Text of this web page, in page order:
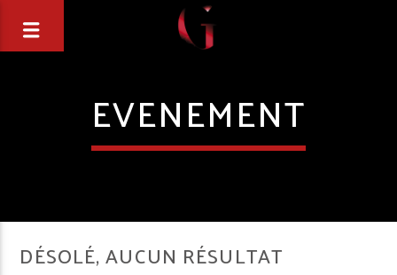
EVENEMENT
DÉSOLÉ, AUCUN RÉSULTAT